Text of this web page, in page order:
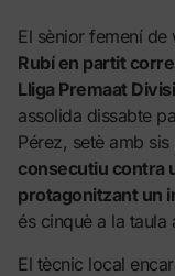
El sènior femení de
Rubí en partit
Lliga Premaat
assolida dissabte
Pérez, setè amb
consecutiu contra
protagonitzant un
és cinquè a la taula
El tècnic local